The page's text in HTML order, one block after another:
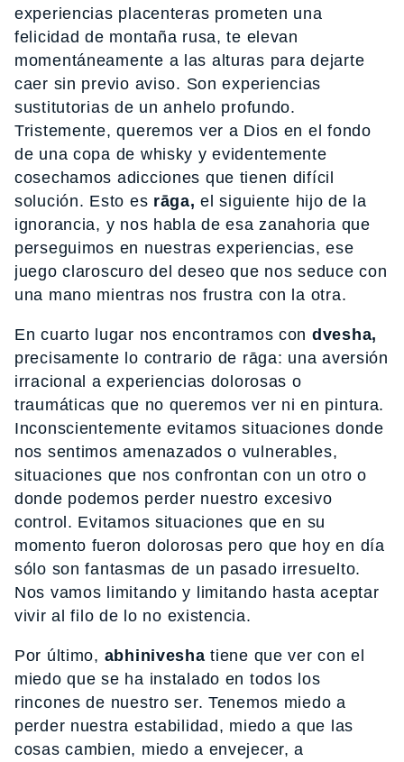
experiencias placenteras prometen una
felicidad de montaña rusa, te elevan
momentáneamente a las alturas para dejarte
caer sin previo aviso. Son experiencias
sustitutorias de un anhelo profundo.
Tristemente, queremos ver a Dios en el fondo
de una copa de whisky y evidentemente
cosechamos adicciones que tienen difícil
solución. Esto es rāga, el siguiente hijo de la
ignorancia, y nos habla de esa zanahoria que
perseguimos en nuestras experiencias, ese
juego claroscuro del deseo que nos seduce con
una mano mientras nos frustra con la otra.
En cuarto lugar nos encontramos con dvesha,
precisamente lo contrario de rāga: una aversión
irracional a experiencias dolorosas o
traumáticas que no queremos ver ni en pintura.
Inconscientemente evitamos situaciones donde
nos sentimos amenazados o vulnerables,
situaciones que nos confrontan con un otro o
donde podemos perder nuestro excesivo
control. Evitamos situaciones que en su
momento fueron dolorosas pero que hoy en día
sólo son fantasmas de un pasado irresuelto.
Nos vamos limitando y limitando hasta aceptar
vivir al filo de lo no existencia.
Por último, abhinivesha tiene que ver con el
miedo que se ha instalado en todos los
rincones de nuestro ser. Tenemos miedo a
perder nuestra estabilidad, miedo a que las
cosas cambien, miedo a envejecer, a